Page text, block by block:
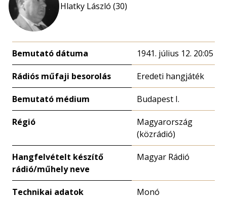
Hlatky László (30)
Bemutató dátuma 1941. július 12. 20:05
Rádiós műfaji besorolás Eredeti hangjáték
Bemutató médium Budapest I.
Régió
Magyarország
(közrádió)
Hangfelvételt készítő
rádió/műhely neve
Magyar Rádió
Technikai adatok Monó